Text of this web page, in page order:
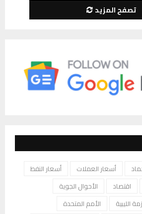
تصفح المزيد
أسعار العملات
أسعار النفط
اقتصاد
الأحوال الجوية
الليبية
الأمم المتحدة